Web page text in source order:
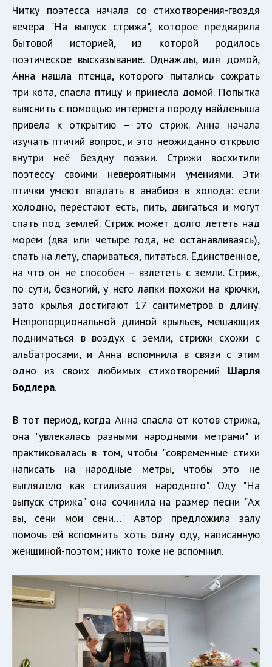
Читку поэтесса начала со стихотворения-гвоздя
вечера "На выпуск стрижа", которое предварила
бытовой историей, из которой родилось
поэтическое высказывание. Однажды, идя домой,
Анна нашла птенца, которого пытались сожрать
три кота, спасла птицу и принесла домой. Попытка
выяснить с помощью интернета породу найденыша
привела к открытию – это стриж. Анна начала
изучать птичий вопрос, и это неожиданно открыло
внутри неё бездну поэзии. Стрижи восхитили
поэтессу своими невероятными умениями. Эти
птички умеют впадать в анабиоз в холода: если
холодно, перестают есть, пить, двигаться и могут
спать под землёй. Стриж может долго лететь над
морем (два или четыре года, не останавливаясь),
спать на лету, спариваться, питаться. Единственное,
на что он не способен – взлететь с земли. Стриж,
по сути, безногий, у него лапки похожи на крючки,
зато крылья достигают 17 сантиметров в длину.
Непропорциональной длиной крыльев, мешающих
подниматься в воздух с земли, стрижи схожи с
альбатросами, и Анна вспомнила в связи с этим
одно из своих любимых стихотворений Шарля
Бодлера.
В тот период, когда Анна спасла от котов стрижа,
она "увлекалась разными народными метрами" и
практиковалась в том, чтобы "современные стихи
написать на народные метры, чтобы это не
выглядело как стилизация народного". Оду "На
выпуск стрижа" она сочинила на размер песни "Ах
вы, сени мои сени…" Автор предложила залу
помочь ей вспомнить хоть одну оду, написанную
женщиной-поэтом; никто тоже не вспомнил.